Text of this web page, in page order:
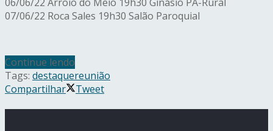
07/06/22 Roca Sales 19h30 Salão Paroquial
Continue lendo
Tags: destaquereunião
Compartilhar
Tweet